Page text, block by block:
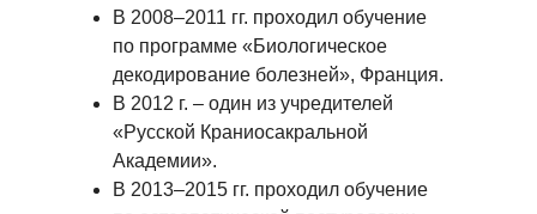
В 2008–2011 гг. проходил обучение
по программе «Биологическое
декодирование болезней», Франция.
В 2012 г. – один из учредителей
«Русской Краниосакральной
Академии».
В 2013–2015 гг. проходил обучение